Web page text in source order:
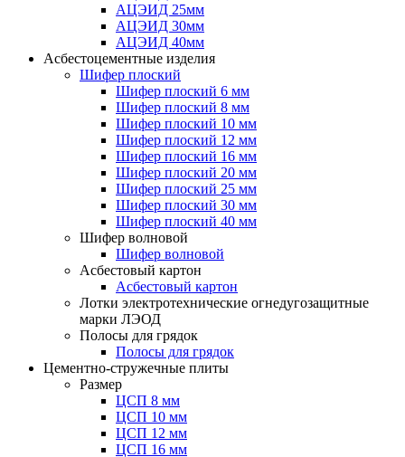
АЦЭИД 25мм
АЦЭИД 30мм
АЦЭИД 40мм
Асбестоцементные изделия
Шифер плоский
Шифер плоский 6 мм
Шифер плоский 8 мм
Шифер плоский 10 мм
Шифер плоский 12 мм
Шифер плоский 16 мм
Шифер плоский 20 мм
Шифер плоский 25 мм
Шифер плоский 30 мм
Шифер плоский 40 мм
Шифер волновой
Шифер волновой
Асбестовый картон
Асбестовый картон
Лотки электротехнические огнедугозащитные
марки ЛЭОД
Полосы для грядок
Полосы для грядок
Цементно-стружечные плиты
Размер
ЦСП 8 мм
ЦСП 10 мм
ЦСП 12 мм
ЦСП 16 мм